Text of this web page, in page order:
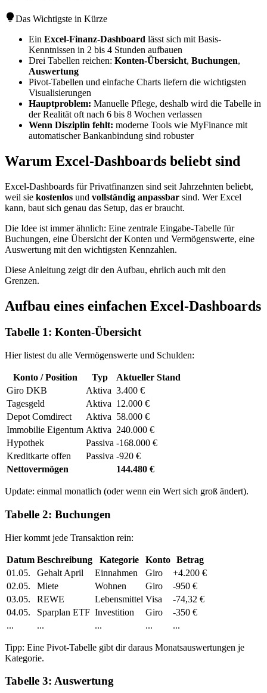
Das Wichtigste in Kürze
Ein Excel-Finanz-Dashboard lässt sich mit Basis-
Kenntnissen in 2 bis 4 Stunden aufbauen
Drei Tabellen reichen: Konten-Übersicht, Buchungen,
Auswertung
Pivot-Tabellen und einfache Charts liefern die wichtigsten
Visualisierungen
Hauptproblem: Manuelle Pflege, deshalb wird die Tabelle in
der Realität oft nach 6 bis 8 Wochen verlassen
Wenn Disziplin fehlt: moderne Tools wie MyFinance mit
automatischer Bankanbindung sind robuster
Warum Excel-Dashboards beliebt sind
Excel-Dashboards für Privatfinanzen sind seit Jahrzehnten beliebt,
weil sie kostenlos und vollständig anpassbar sind. Wer Excel
kann, baut sich genau das Setup, das er braucht.
Die Idee ist immer ähnlich: Eine zentrale Eingabe-Tabelle für
Buchungen, eine Übersicht der Konten und Vermögenswerte, eine
Auswertung mit den wichtigsten Kennzahlen.
Diese Anleitung zeigt dir den Aufbau, ehrlich auch mit den
Grenzen.
Aufbau eines einfachen Excel-Dashboards
Tabelle 1: Konten-Übersicht
Hier listest du alle Vermögenswerte und Schulden:
Konto / Position Typ
Aktueller Stand
Giro DKB
Aktiva 3.400 €
Tagesgeld
Aktiva 12.000 €
Depot Comdirect
Aktiva 58.000 €
Immobilie Eigentum Aktiva 240.000 €
Hypothek
Passiva -168.000 €
Kreditkarte offen
Passiva -920 €
Nettovermögen
144.480 €
Update: einmal monatlich (oder wenn ein Wert sich groß ändert).
Tabelle 2: Buchungen
Hier kommt jede Transaktion rein:
Datum Beschreibung Kategorie Konto Betrag
01.05.
Gehalt April Einnahmen Giro
+4.200 €
02.05.
Miete Wohnen Giro
-950 €
03.05.
REWE Lebensmittel Visa
-74,32 €
04.05.
Sparplan ETF Investition Giro
-350 €
...
... ... ... ...
Tipp: Eine Pivot-Tabelle gibt dir daraus Monatsauswertungen je
Kategorie.
Tabelle 3: Auswertung